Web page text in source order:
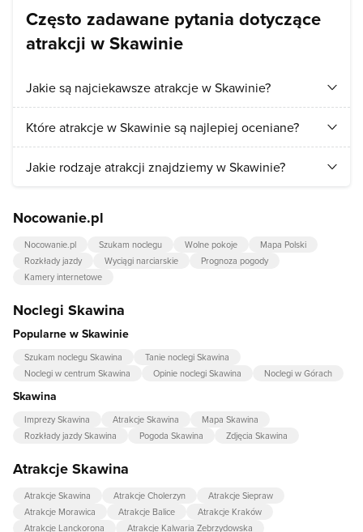
Często zadawane pytania dotyczące
atrakcji w Skawinie
Jakie są najciekawsze atrakcje w Skawinie?
Turyści najchętniej odwiedzają:Muzeum Regionalne w
Które atrakcje w Skawinie są najlepiej oceniane?
Najlepiej ocenianymi atrakcjami w Skawinie są:Muzeum
Jakie rodzaje atrakcji znajdziemy w Skawinie?
muzea,aquaparki, baseny
Nocowanie.pl
Nocowanie.pl Szukam noclegu Wolne pokoje
Mapa Polski
Rozkłady jazdy
Wyciągi narciarskie
Prognoza pogody
Kamery internetowe
Noclegi Skawina
Popularne w Skawinie
Szukam noclegu Skawina
Tanie noclegi Skawina
Noclegi w centrum Skawina
Opinie noclegi Skawina Noclegi w Górach
Skawina
Imprezy Skawina Atrakcje Skawina
Mapa Skawina
Rozkłady jazdy Skawina
Pogoda Skawina Zdjęcia Skawina
Atrakcje Skawina
Atrakcje Skawina Atrakcje Cholerzyn
Atrakcje Siepraw
Atrakcje Morawica
Atrakcje Balice
Atrakcje Kraków
Atrakcje Lanckorona
Atrakcje Kalwaria Zebrzydowska